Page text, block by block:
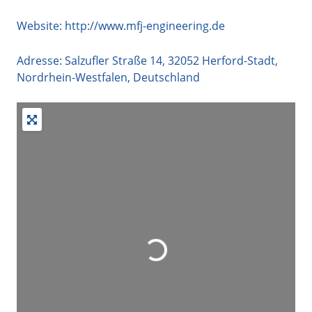
Website: http://www.mfj-engineering.de
Adresse: Salzufler Straße 14, 32052 Herford-Stadt,
Nordrhein-Westfalen, Deutschland
+